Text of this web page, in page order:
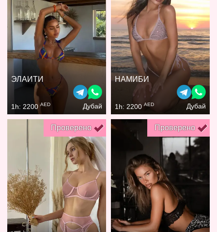
ЭЛАИТИ
1h: 2200 AED Дубай
НАМИБИ
1h: 2200 AED Дубай
Проверено Проверено